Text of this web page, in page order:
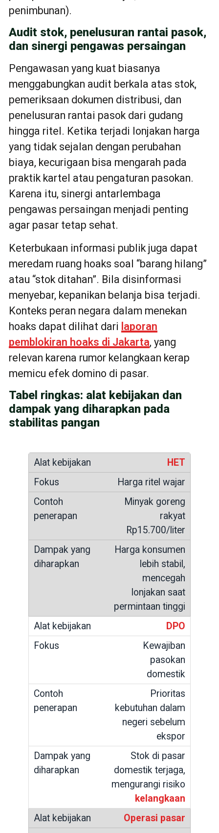
penimbunan).
Audit stok, penelusuran rantai pasok,
dan sinergi pengawas persaingan
Pengawasan yang kuat biasanya
menggabungkan audit berkala atas stok,
pemeriksaan dokumen distribusi, dan
penelusuran rantai pasok dari gudang
hingga ritel. Ketika terjadi lonjakan harga
yang tidak sejalan dengan perubahan
biaya, kecurigaan bisa mengarah pada
praktik kartel atau pengaturan pasokan.
Karena itu, sinergi antarlembaga
pengawas persaingan menjadi penting
agar pasar tetap sehat.
Keterbukaan informasi publik juga dapat
meredam ruang hoaks soal “barang hilang”
atau “stok ditahan”. Bila disinformasi
menyebar, kepanikan belanja bisa terjadi.
Konteks peran negara dalam menekan
hoaks dapat dilihat dari laporan
pemblokiran hoaks di Jakarta, yang
relevan karena rumor kelangkaan kerap
memicu efek domino di pasar.
Tabel ringkas: alat kebijakan dan
dampak yang diharapkan pada
stabilitas pangan
HET
Harga ritel wajar
Minyak goreng
rakyat
Rp15.700/liter
Harga konsumen
lebih stabil,
mencegah
lonjakan saat
permintaan tinggi
DPO
Kewajiban
pasokan
domestik
Prioritas
kebutuhan dalam
negeri sebelum
ekspor
Stok di pasar
domestik terjaga,
mengurangi risiko
kelangkaan
Operasi pasar